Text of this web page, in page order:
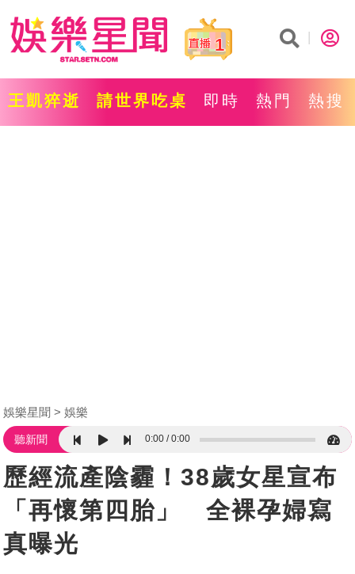
1
王凱猝逝 請世界吃桌 即時 熱門 熱搜
娛樂星聞 娛樂
聽新聞 0:00 0:00
歷經流產陰霾！38歲女星宣布
「再懷第四胎」 全裸孕婦寫
真曝光